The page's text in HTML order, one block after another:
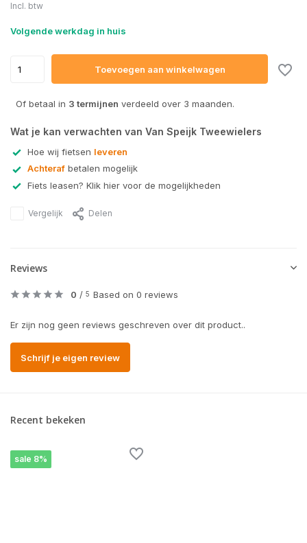
Incl. btw
Volgende werkdag in huis
Toevoegen aan winkelwagen
Of betaal in 3 termijnen verdeeld over 3 maanden.
Wat je kan verwachten van Van Speijk Tweewielers
Hoe wij fietsen leveren
Achteraf betalen mogelijk
Fiets leasen? Klik hier voor de mogelijkheden
Vergelijk Delen
Reviews
0 / 5 Based on 0 reviews
Er zijn nog geen reviews geschreven over dit product..
Schrijf je eigen review
Recent bekeken
sale 8%